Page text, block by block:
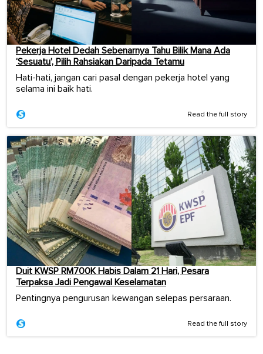
Pekerja Hotel Dedah Sebenarnya Tahu Bilik Mana Ada
‘Sesuatu’, Pilih Rahsiakan Daripada Tetamu
Hati-hati, jangan cari pasal dengan pekerja hotel yang
selama ini baik hati.
Read the full story
Duit KWSP RM700K Habis Dalam 21 Hari, Pesara
Terpaksa Jadi Pengawal Keselamatan
Pentingnya pengurusan kewangan selepas persaraan.
Read the full story